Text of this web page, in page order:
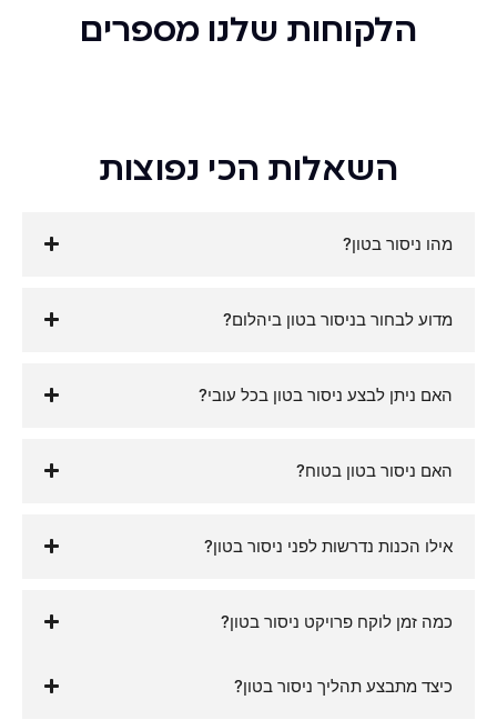
הלקוחות שלנו מספרים
השאלות הכי נפוצות
מהו ניסור בטון?
מדוע לבחור בניסור בטון ביהלום?
האם ניתן לבצע ניסור בטון בכל עובי?
האם ניסור בטון בטוח?
אילו הכנות נדרשות לפני ניסור בטון?
כמה זמן לוקח פרויקט ניסור בטון?
כיצד מתבצע תהליך ניסור בטון?